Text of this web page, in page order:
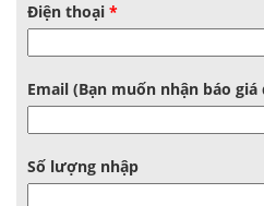
Điện thoại *
Email (Bạn muốn nhận báo giá
Số lượng nhập